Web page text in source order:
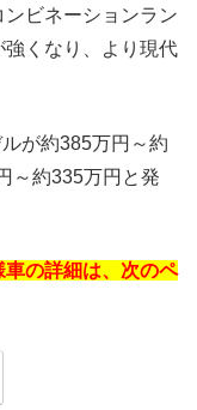
ビネーションラン
くなり、より現代
が約385万円～約
～約335万円と発
の詳細は、次のペ